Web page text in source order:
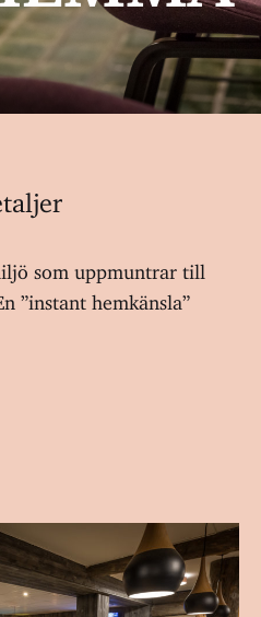
som uppmuntrar till
”instant hemkänsla”